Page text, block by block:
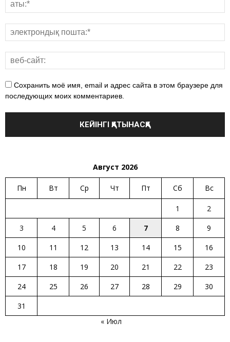
Сохранить моё имя, email и адрес сайта в этом браузере для
последующих моих комментариев.
Август 2026
Пн Вт Ср Чт Пт Сб Вс
1
2
3
4 5 6 7 8
9
10
11 12 13 14 15
16
17
18 19 20 21 22
23
24
25 26 27 28 29
30
31
« Июл